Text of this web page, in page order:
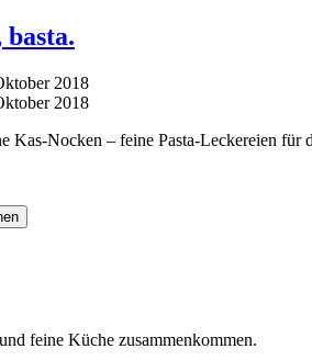
2018
2018
Kas-Nocken – feine Pasta-Leckereien für
feine Küche zusammenkommen.